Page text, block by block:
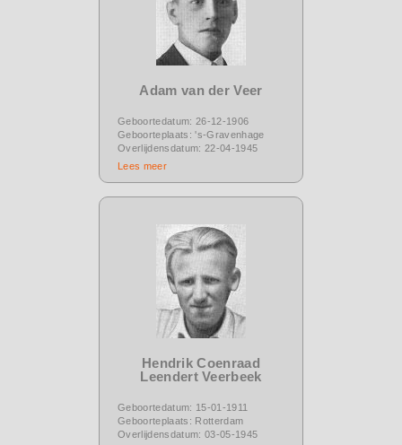
Adam van der Veer
Geboortedatum: 26-12-1906
Geboorteplaats: 's-Gravenhage
Overlijdensdatum: 22-04-1945
Lees meer
Hendrik Coenraad
Leendert Veerbeek
Geboortedatum: 15-01-1911
Geboorteplaats: Rotterdam
Overlijdensdatum: 03-05-1945